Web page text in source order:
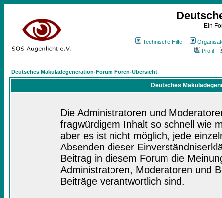
Ein
Technische Hilfe
Profil
Deutsches Makuladegeneration-Forum Foren-Übersicht
Deutsches
Die Administratoren und
fragwürdigem Inhalt so schnell wie
aber es ist nicht möglich, jede
Absenden dieser
Beitrag in diesem Forum die
Administratoren, Moderatoren und
Beiträge verantwortlich sind.